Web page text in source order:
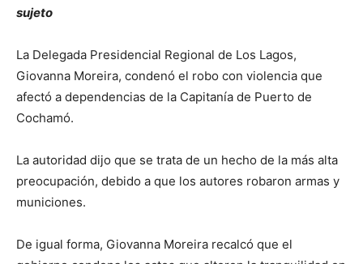
sujeto
La Delegada Presidencial Regional de Los Lagos,
Giovanna Moreira, condenó el robo con violencia que
afectó a dependencias de la Capitanía de Puerto de
Cochamó.
La autoridad dijo que se trata de un hecho de la más alta
preocupación, debido a que los autores robaron armas y
municiones.
De igual forma, Giovanna Moreira recalcó que el